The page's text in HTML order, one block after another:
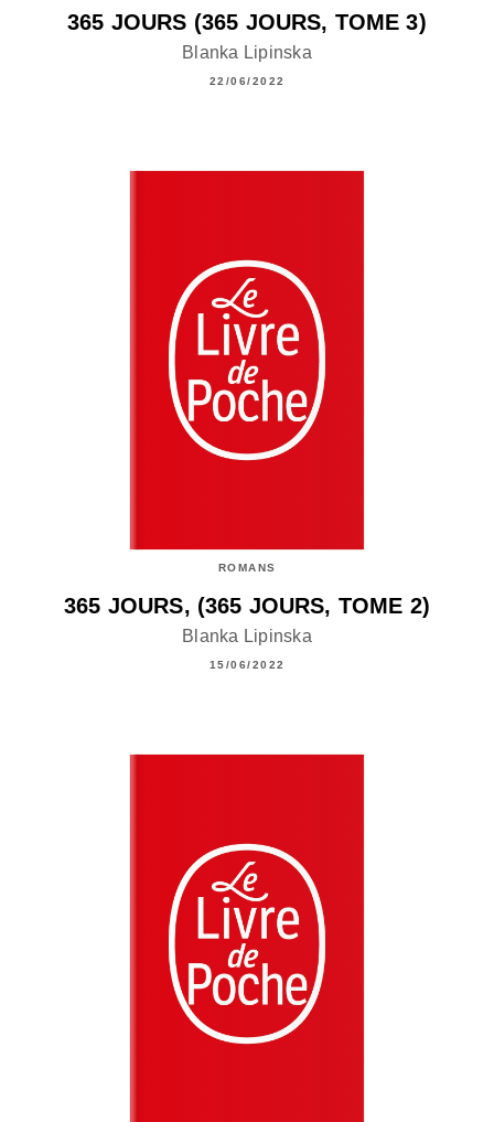
365 JOURS (365 JOURS, TOME 3)
Blanka Lipinska
22/06/2022
ROMANS
365 JOURS, (365 JOURS, TOME 2)
Blanka Lipinska
15/06/2022